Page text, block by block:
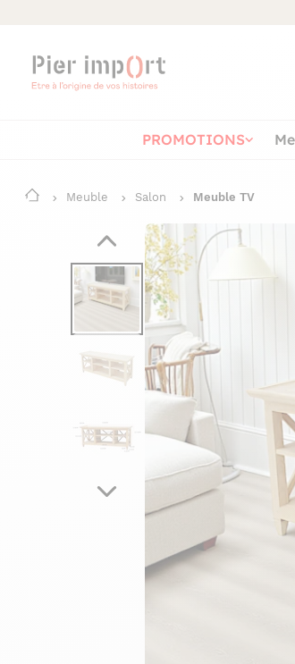
PROMOTIONS
Meuble Salon Meuble TV